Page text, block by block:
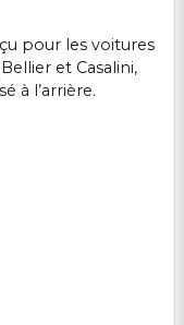
pour les voitures
et Casalini,
à l’arrière.